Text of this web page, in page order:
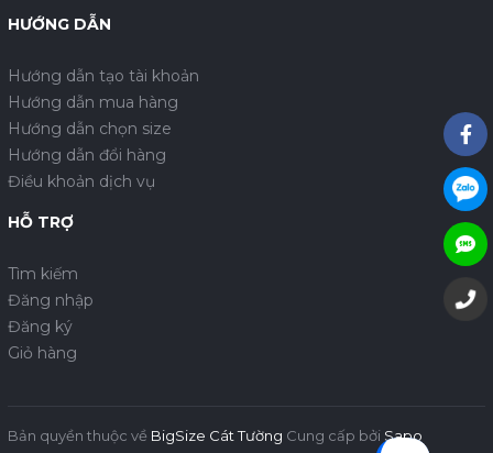
HƯỚNG DẪN
Hướng dẫn tạo tài khoản
Hướng dẫn mua hàng
Hướng dẫn chọn size
Hướng dẫn đổi hàng
Điều khoản dịch vụ
HỖ TRỢ
Tìm kiếm
Đăng nhập
Đăng ký
Giỏ hàng
Bản quyền thuộc về BigSize Cát Tường Cung cấp bởi Sapo